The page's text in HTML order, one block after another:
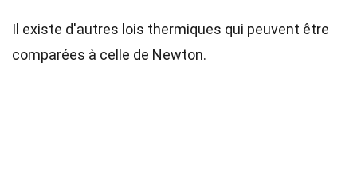
Il existe d'autres lois thermiques qui peuvent être
comparées à celle de Newton.